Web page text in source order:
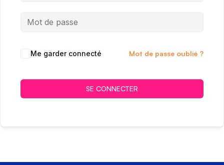
Me garder connecté Mot de passe oublié ?
SE CONNECTER